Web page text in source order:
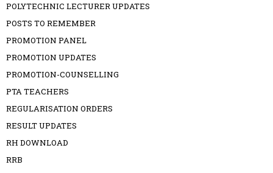
POLYTECHNIC LECTURER UPDATES
POSTS TO REMEMBER
PROMOTION PANEL
PROMOTION UPDATES
PROMOTION-COUNSELLING
PTA TEACHERS
REGULARISATION ORDERS
RESULT UPDATES
RH DOWNLOAD
RRB